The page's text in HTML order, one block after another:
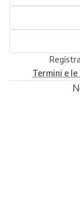
Termini e